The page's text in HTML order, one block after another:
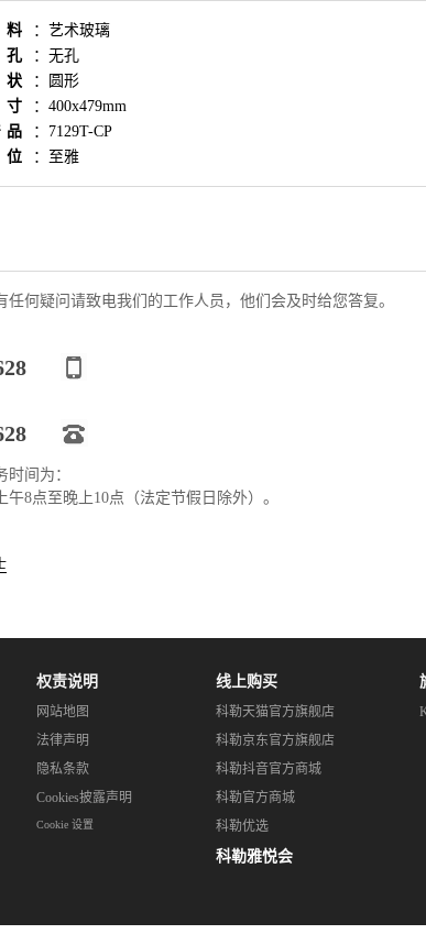
： 艺术玻璃
： 无孔
：
圆形
： 400x479mm
： 7129T-CP
： 至雅
任何疑问请致电我们的工作人员，他们会及时给您答复。
间为：
午8点至晚上10点（法定节假日除外）。
权责说明
网站地图
法律声明
隐私条款
Cookies披露声明
Cookie 设置
线上购买
科勒天猫官方旗舰店
科勒京东官方旗舰店
科勒抖音官方商城
科勒官方商城
科勒优选
科勒雅悦会